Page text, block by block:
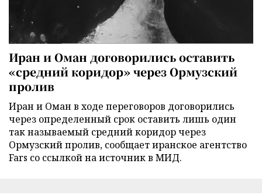
Иран и Оман договорились оставить
«средний коридор» через Ормузский
пролив
Иран и Оман в ходе переговоров договорились
через определенный срок оставить лишь один
так называемый средний коридор через
Ормузский пролив, сообщает иранское агентство
Fars со ссылкой на источник в МИД.